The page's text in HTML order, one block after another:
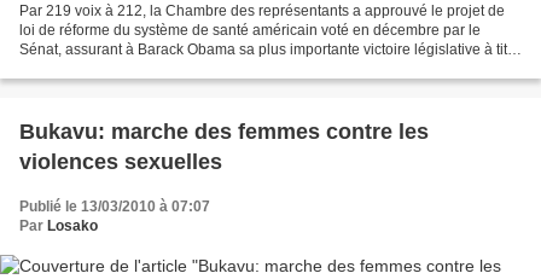
Par 219 voix à 212, la Chambre des représentants a approuvé le projet de
loi de réforme du système de santé américain voté en décembre par le
Sénat, assurant à Barack Obama sa plus importante victoire législative à titre
Bukavu: marche des femmes contre les
violences sexuelles
Publié le 13/03/2010 à 07:07
Par Losako